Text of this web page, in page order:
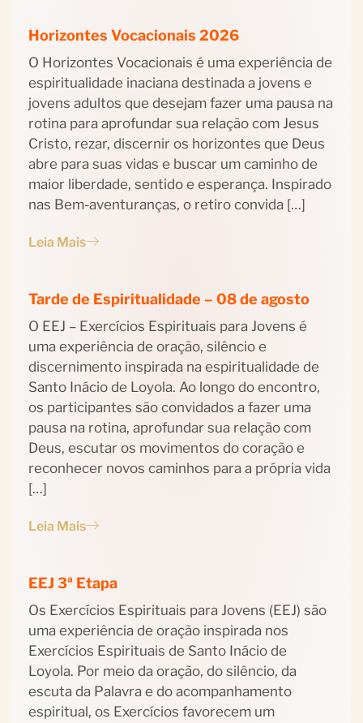
Horizontes Vocacionais 2026
O Horizontes Vocacionais é uma experiência de
espiritualidade inaciana destinada a jovens e
jovens adultos que desejam fazer uma pausa na
rotina para aprofundar sua relação com Jesus
Cristo, rezar, discernir os horizontes que Deus
abre para suas vidas e buscar um caminho de
maior liberdade, sentido e esperança. Inspirado
nas Bem-aventuranças, o retiro convida […]
Leia Mais
Tarde de Espiritualidade – 08 de agosto
O EEJ – Exercícios Espirituais para Jovens é
uma experiência de oração, silêncio e
discernimento inspirada na espiritualidade de
Santo Inácio de Loyola. Ao longo do encontro,
os participantes são convidados a fazer uma
pausa na rotina, aprofundar sua relação com
Deus, escutar os movimentos do coração e
reconhecer novos caminhos para a própria vida
[…]
Leia Mais
EEJ 3ª Etapa
Os Exercícios Espirituais para Jovens (EEJ) são
uma experiência de oração inspirada nos
Exercícios Espirituais de Santo Inácio de
Loyola. Por meio da oração, do silêncio, da
escuta da Palavra e do acompanhamento
espiritual, os Exercícios favorecem um